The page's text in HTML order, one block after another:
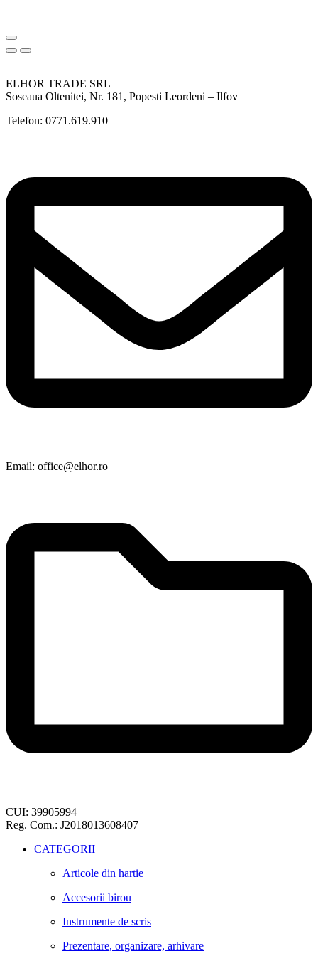
ELHOR TRADE SRL
Soseaua Oltenitei, Nr. 181, Popesti Leordeni – Ilfov
Telefon: 0771.619.910
Email: office@elhor.ro
CUI: 39905994
Reg. Com.: J2018013608407
CATEGORII
Articole din hartie
Accesorii birou
Instrumente de scris
Prezentare, organizare, arhivare